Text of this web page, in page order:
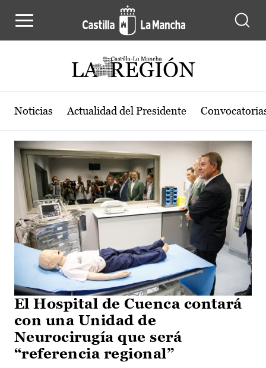
Actualidad de la región de Castilla-
Noticias Actualidad del Presidente
El Hospital de Cuenca contará
con una Unidad de
Neurocirugía que será
“referencia regional”